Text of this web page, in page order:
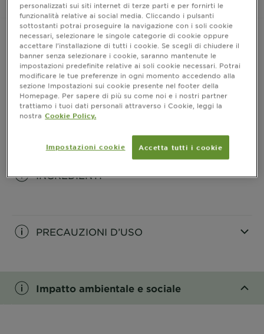
presenza di composti grassi di origine naturale nella
formula, i quali aiutano nel districare, ammorbidire e
aggiungere luminosità. Una volta conservato a
temperatura ambiente (sopra i 18°), il prodotto
tornerà al suo aspetto originale in poche ore. Agita la
bottiglia per accelerare il processo.
Dove acquistare
INFORMAZIONI PRODOTTO
CLOSE SUBPANEL
COME SI USA
CLOSE SUBPANEL
INGREDIENTI
PRECAUZIONI D’USO
Impatto ambientale e sociale
personalizzati sui siti internet di terze parti e per fornirti le
funzionalità relative ai social media. Cliccando i pulsanti
sottostanti potrai proseguire la navigazione con i soli cookie
necessari, selezionare le singole categorie di cookie oppure
accettare l’installazione di tutti i cookie. Se scegli di chiudere il
banner senza selezionare i cookie, saranno mantenute le
impostazioni predefinite relative ai soli cookie necessari. Potrai
modificare le tue preferenze in ogni momento accedendo alla
sezione Impostazioni sui cookie presente nel footer della
Homepage. Per sapere di più su come noi e i nostri partner
trattiamo i tuoi dati personali attraverso i Cookie, leggi la
nostra Cookie Policy.
Impostazioni cookie Accetta tutti i cookie